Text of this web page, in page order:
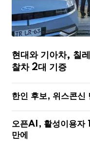
현대와 기아차, 칠
찰차 2대 기증
한인 후보, 위스콘신
오픈AI, 활성이용자
만에